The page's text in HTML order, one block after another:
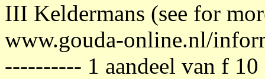
III Keldermans (see for
www.gouda-online.nl/
---------- 1 aandeel van f 10